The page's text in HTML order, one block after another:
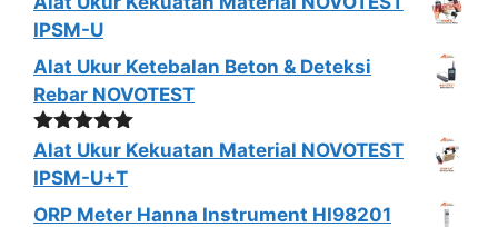
IPSM-U
Alat Ukur Ketebalan Beton & Deteksi
Rebar NOVOTEST
Dinilai5.00
dari 5
Alat Ukur Kekuatan Material NOVOTEST
IPSM-U+T
ORP Meter Hanna Instrument HI98201